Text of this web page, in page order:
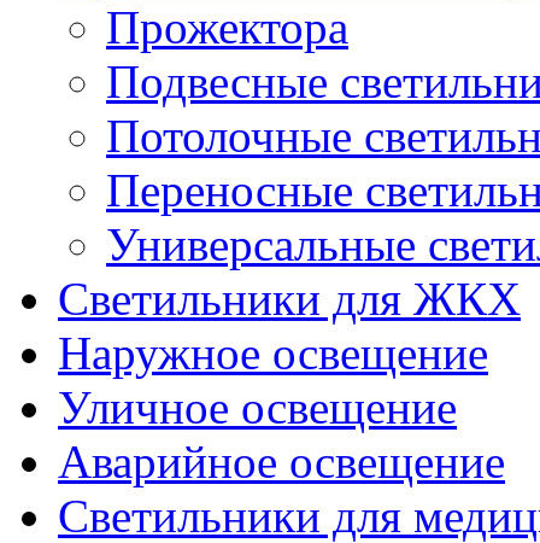
Прожектора
Подвесные
Потолочные
Переносные
Универсальные
Светильники для ЖКХ
Наружное освещение
Уличное освещение
Аварийное освещение
Светильники для